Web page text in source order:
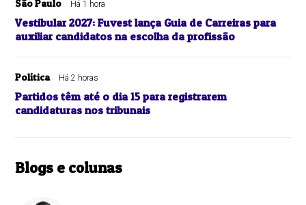
São Paulo Há 1 hora
Vestibular 2027: Fuvest lança Guia de Carreiras para
auxiliar candidatos na escolha da profissão
Política Há 2 horas
Partidos têm até o dia 15 para registrarem
candidaturas nos tribunais
Blogs e colunas